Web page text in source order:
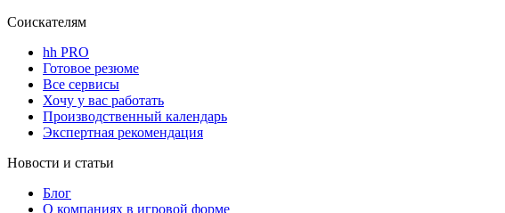
Соискателям
hh PRO
Готовое резюме
Все сервисы
Хочу у вас работать
Производственный календарь
Экспертная рекомендация
Новости и статьи
Блог
О компаниях в игровой форме